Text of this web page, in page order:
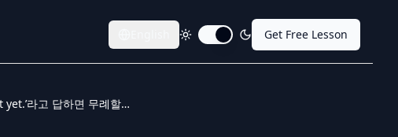
Toggle dark modeGet Free Lesson
주문 준비가 됐냐는 물음에 ‘No, I’m not yet.’라고 답하면 무례할까요?